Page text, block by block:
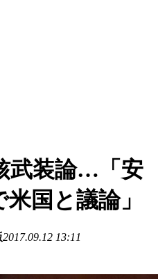
武装論…「安
国と議論」
2017.09.12 13:11